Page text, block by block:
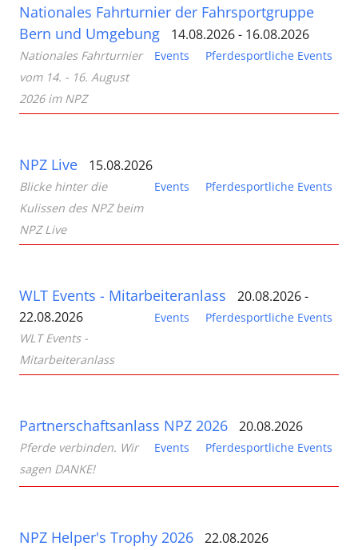
Nationales Fahrturnier der Fahrsportgruppe
Bern und Umgebung
14.08.2026 - 16.08.2026
Events Pferdesportliche Events
Nationales Fahrturnier
vom 14. - 16. August
2026 im NPZ
NPZ Live 15.08.2026
Events Pferdesportliche Events
Blicke hinter die
Kulissen des NPZ beim
NPZ Live
WLT Events - Mitarbeiteranlass
20.08.2026 -
22.08.2026
Events
Pferdesportliche Events
WLT Events -
Mitarbeiteranlass
Partnerschaftsanlass NPZ 2026 20.08.2026
Events Pferdesportliche Events
Pferde verbinden. Wir
sagen DANKE!
NPZ Helper's Trophy 2026 22.08.2026